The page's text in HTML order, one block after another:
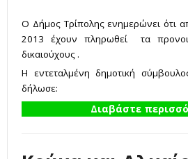
Ο Δήμος Τρίπολης ενημερώνει ότι
2013 έχουν πληρωθεί τα
δικαιούχους .
Η εντεταλμένη δημοτική
δήλωσε:
Διαβάστε